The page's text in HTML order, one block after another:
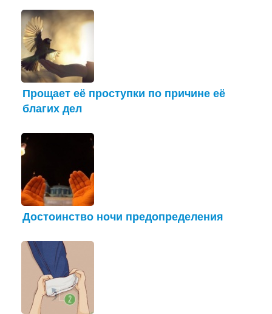
Прощает её проступки по причине её
благих дел
Достоинство ночи предопределения